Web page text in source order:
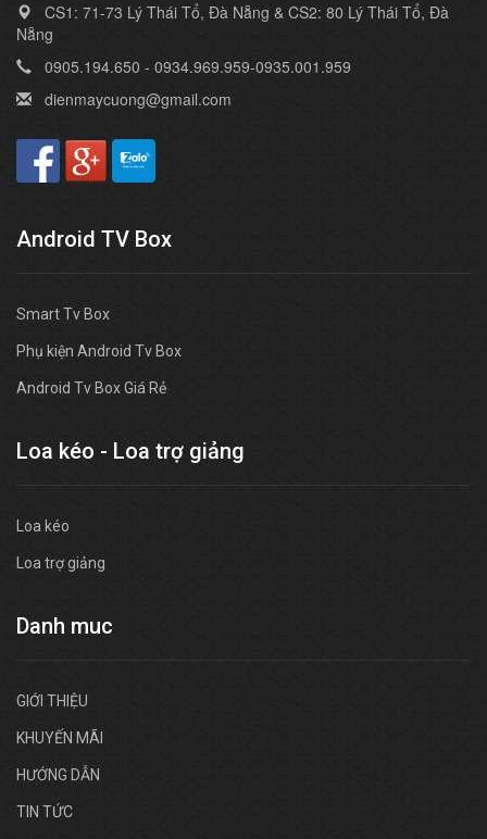
CS1: 71-73 Lý Thái Tổ, Đà Nẵng & CS2: 80 Lý Thái Tổ, Đà
Nẵng
0905.194.650 - 0934.969.959-0935.001.959
dienmaycuong@gmail.com
Android TV Box
Smart Tv Box
Phụ kiện Android Tv Box
Android Tv Box Giá Rẻ
Loa kéo - Loa trợ giảng
Loa kéo
Loa trợ giảng
Danh muc
GIỚI THIỆU
KHUYẾN MÃI
HƯỚNG DẪN
TIN TỨC